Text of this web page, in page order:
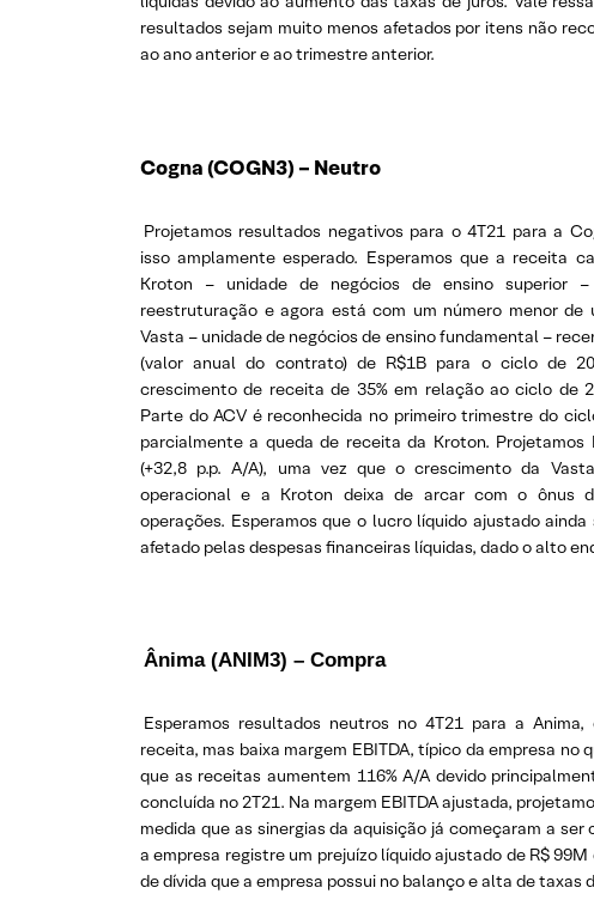
resultados sejam muito menos afetados por itens não
ao ano anterior e ao trimestre anterior.
Cogna (COGN3) – Neutro
Projetamos resultados negativos para o 4T21 para a
isso amplamente esperado. Esperamos que a receita
Kroton – unidade de negócios de ensino superior
reestruturação e agora está com um número menor de
Vasta – unidade de negócios de ensino fundamental –
(valor anual do contrato) de R$1B para o ciclo de
crescimento de receita de 35% em relação ao ciclo de
Parte do ACV é reconhecida no primeiro trimestre do
parcialmente a queda de receita da Kroton. Projetamos
(+32,8 p.p. A/A), uma vez que o crescimento da
operacional e a Kroton deixa de arcar com o ônus
operações. Esperamos que o lucro líquido ajustado
afetado pelas despesas financeiras líquidas, dado o alto
Ânima (ANIM3) – Compra
Esperamos resultados neutros no 4T21 para a
receita, mas baixa margem EBITDA, típico da empresa no
que as receitas aumentem 116% A/A devido
concluída no 2T21. Na margem EBITDA ajustada,
medida que as sinergias da aquisição já começaram a ser
a empresa registre um prejuízo líquido ajustado de R$
de dívida que a empresa possui no balanço e alta de taxas